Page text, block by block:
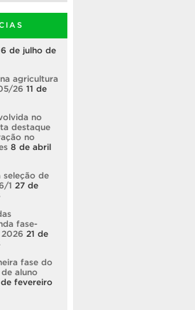
de julho de
agricultura
26 11 de
no
destaque
no
8 de abril
seleção de
1 27 de
fase-
21 de
fase do
aluno
de fevereiro